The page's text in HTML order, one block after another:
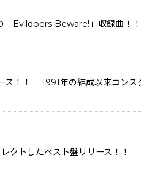
「Evildoers Beware!」収録曲！
！！ 1991年の結成以来コン
トしたベスト盤リリース！！